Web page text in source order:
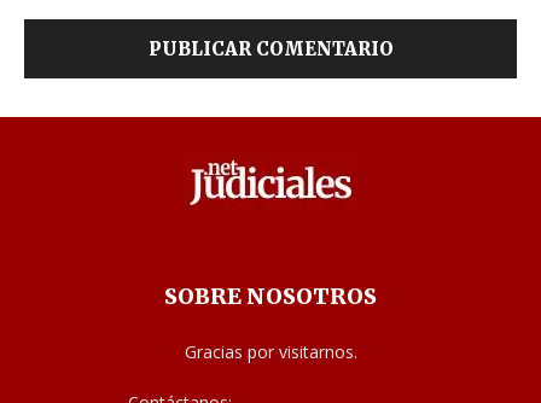
SOBRE NOSOTROS
Gracias por visitarnos.